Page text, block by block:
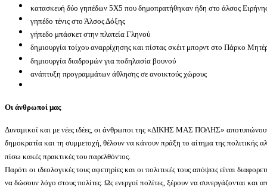
κατασκευή δύο γηπέδων 5Χ5 που δημοπρατήθηκαν ήδη στο άλσος
γηπέδο τένις στο Άλσος Δόξης
γήπεδο μπάσκετ στην πλατεία Γληνού
δημιουργία τοίχου αναρρίχησης και πίστας σκέιτ μπορντ στο Πάρκο
δημιουργία διαδρομών για ποδηλασία βουνού
ανάπτυξη προγραμμάτων άθλησης σε ανοικτούς χώρους
Οι άνθρωποί μας
Δυναμικοί και με νέες ιδέες, οι άνθρωποι της «ΔΙΚΗΣ ΜΑΣ ΠΟΛΗΣ»
δημοκρατία και τη συμμετοχή, θέλουν να κάνουν πράξη το αίτημα της πολιτικής
πίσω κακές πρακτικές του παρελθόντος.
Παρότι οι ιδεολογικές τους αφετηρίες και οι πολιτικές τους απόψεις είναι
να δώσουν λόγο στους πολίτες. Ως ενεργοί πολίτες, ξέρουν να συνεργάζονται